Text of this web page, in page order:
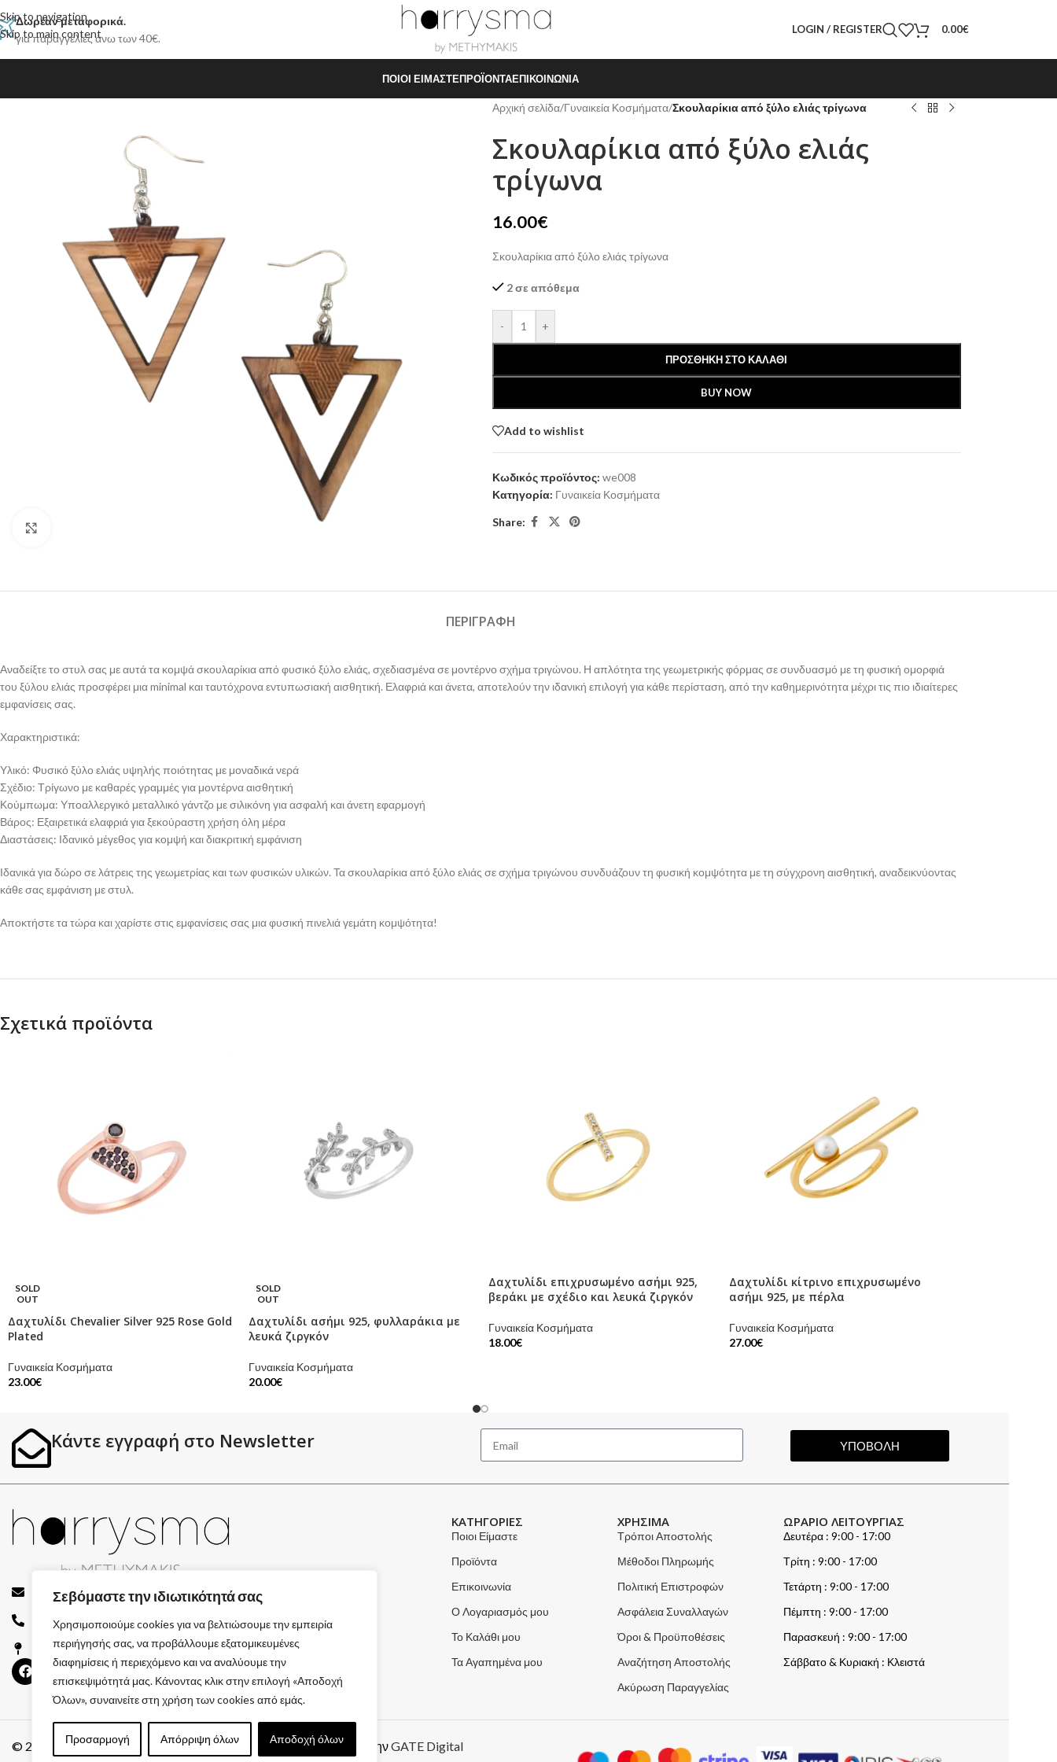
Σεβόμαστε την ιδιωτικότητά σας
Χρησιμοποιούμε cookies για να βελτιώσουμε την εμπειρία
περιήγησής σας, να προβάλλουμε εξατομικευμένες
διαφημίσεις ή περιεχόμενο και να αναλύουμε την
επισκεψιμότητά μας. Κάνοντας κλικ στην επιλογή «Αποδοχή
Όλων», συναινείτε στη χρήση των cookies από εμάς.
Προσαρμογή Απόρριψη όλων Αποδοχή όλων
Skip to navigation
Skip to main content
Δωρέαν μεταφορικά.
για παραγγελίες άνω των 40€.
LOGIN / REGISTER 0.00€
ΠΟΙΟΙ ΕΊΜΑΣΤΕΠΡΟΪΌΝΤΑΕΠΙΚΟΙΝΩΝΊΑ
Αρχική σελίδα/Γυναικεία Κοσμήματα/Σκουλαρίκια από ξύλο ελιάς τρίγωνα
Σκουλαρίκια από ξύλο ελιάς
τρίγωνα
16.00€
Σκουλαρίκια από ξύλο ελιάς τρίγωνα
2 σε απόθεμα
- +
ΠΡΟΣΘΉΚΗ ΣΤΟ ΚΑΛΆΘΙ
BUY NOW
Add to wishlist
Κωδικός προϊόντος: we008
Κατηγορία: Γυναικεία Κοσμήματα
Share:
ΠΕΡΙΓΡΑΦΉ
Αναδείξτε το στυλ σας με αυτά τα κομψά σκουλαρίκια από φυσικό ξύλο ελιάς, σχεδιασμένα σε μοντέρνο σχήμα τριγώνου. Η απλότητα της γεωμετρικής φόρμας σε συνδυασμό με τη φυσική ομορφιά
του ξύλου ελιάς προσφέρει μια minimal και ταυτόχρονα εντυπωσιακή αισθητική. Ελαφριά και άνετα, αποτελούν την ιδανική επιλογή για κάθε περίσταση, από την καθημερινότητα μέχρι τις πιο ιδιαίτερες
εμφανίσεις σας.
Χαρακτηριστικά:
Υλικό: Φυσικό ξύλο ελιάς υψηλής ποιότητας με μοναδικά νερά
Σχέδιο: Τρίγωνο με καθαρές γραμμές για μοντέρνα αισθητική
Κούμπωμα: Υποαλλεργικό μεταλλικό γάντζο με σιλικόνη για ασφαλή και άνετη εφαρμογή
Βάρος: Εξαιρετικά ελαφριά για ξεκούραστη χρήση όλη μέρα
Διαστάσεις: Ιδανικό μέγεθος για κομψή και διακριτική εμφάνιση
Ιδανικά για δώρο σε λάτρεις της γεωμετρίας και των φυσικών υλικών. Τα σκουλαρίκια από ξύλο ελιάς σε σχήμα τριγώνου συνδυάζουν τη φυσική κομψότητα με τη σύγχρονη αισθητική, αναδεικνύοντας
κάθε σας εμφάνιση με στυλ.
Αποκτήστε τα τώρα και χαρίστε στις εμφανίσεις σας μια φυσική πινελιά γεμάτη κομψότητα!
Σχετικά προϊόντα
SOLD
OUT
Δαχτυλίδι Chevalier Silver 925 Rose Gold
Plated
Γυναικεία Κοσμήματα
23.00€
SOLD
OUT
Δαχτυλίδι ασήμι 925, φυλλαράκια με
λευκά ζιργκόν
Γυναικεία Κοσμήματα
20.00€
Δαχτυλίδι επιχρυσωμένο ασήμι 925,
βεράκι με σχέδιο και λευκά ζιργκόν
Γυναικεία Κοσμήματα
18.00€
Δαχτυλίδι κίτρινο επιχρυσωμένο
ασήμι 925, με πέρλα
Γυναικεία Κοσμήματα
27.00€
Κάντε εγγραφή στο Newsletter ΥΠΟΒΟΛΗ
info@harrysma.gr
694 744 7082
Ιωάννου Παπαθεοδώρου, Σίσι Λασιθίου
ΚΑΤΗΓΟΡΙΕΣ
Ποιοι Είμαστε
Προϊόντα
Επικοινωνία
Ο Λογαριασμός μου
Το Καλάθι μου
Τα Αγαπημένα μου
ΧΡΗΣΙΜΑ
Τρόποι Αποστολής
Μέθοδοι Πληρωμής
Πολιτική Επιστροφών
Ασφάλεια Συναλλαγών
Όροι & Προϋποθέσεις
Αναζήτηση Αποστολής
Ακύρωση Παραγγελίας
ΩΡΑΡΙΟ ΛΕΙΤΟΥΡΓΙΑΣ
Δευτέρα : 9:00 - 17:00
Τρίτη : 9:00 - 17:00
Τετάρτη : 9:00 - 17:00
Πέμπτη : 9:00 - 17:00
Παρασκευή : 9:00 - 17:00
Σάββατο & Κυριακή : Κλειστά
© 2026 GATE GROUP – All rights reserved. Κατασκεύαστηκε από τηνGATE Digital